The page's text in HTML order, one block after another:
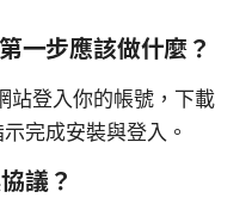
一步應該做什麼？
站登入你的帳號，下載
完成安裝與登入。
議？